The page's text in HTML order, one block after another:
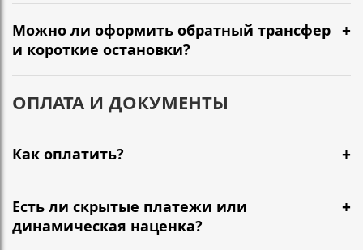
Можно ли оформить обратный трансфер
и короткие остановки?
ОПЛАТА И ДОКУМЕНТЫ
Как оплатить?
Есть ли скрытые платежи или
динамическая наценка?